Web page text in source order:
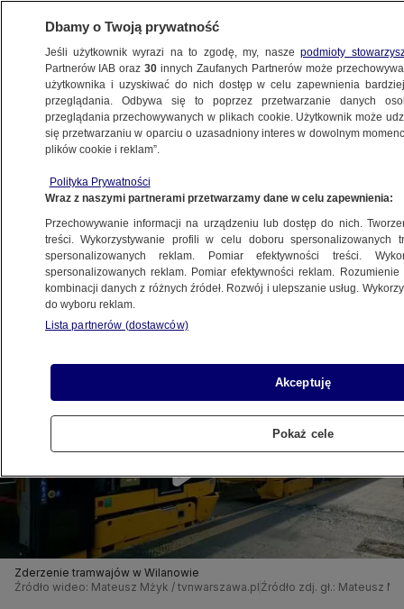
WARSZAWA
ULICE
poszkodowanych motorniczy i dwoje
dzieci
7.02.2025, 10:34Aktualizacja:7.02.2025, 11:15
Udostępnij
Zderzenie tramwajów w Wilanowie
Źródło wideo: Mateusz Mżyk / tvnwarszawa.pl Źródło zdj. gł.: Mateusz
Dbamy o Twoją prywatność
Jeśli użytkownik wyrazi na to zgodę, my, naszepodmioty
Partnerów IAB oraz30 innych Zaufanych Partnerów może
użytkownika i uzyskiwać do nich dostęp w celu zapewnienia
przeglądania. Odbywa się to poprzez przetwarzanie danych
przeglądania przechowywanych w plikach cookie. Użytkownik może
się przetwarzaniu w oparciu o uzasadniony interes w dowolnym
plików cookie i reklam”.
Polityka Prywatności
Wraz z naszymi partnerami przetwarzamy dane w celu zapewnienia:
Przechowywanie informacji na urządzeniu lub dostęp do nich.
treści. Wykorzystywanie profili w celu doboru spersonalizowanych
spersonalizowanych reklam. Pomiar efektywności treści.
spersonalizowanych reklam. Pomiar efektywności reklam.
kombinacji danych z różnych źródeł. Rozwój i ulepszanie usług.
do wyboru reklam.
Lista partnerów (dostawców)
Akceptuję
Pokaż cele